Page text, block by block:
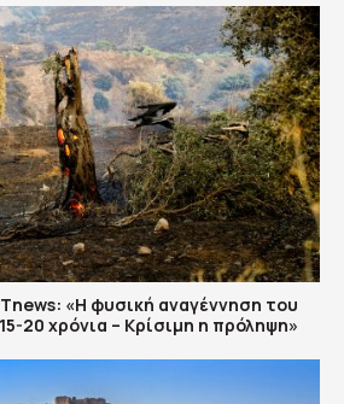
«Η φυσική αναγέννηση του
20 χρόνια – Κρίσιμη η πρόληψη»